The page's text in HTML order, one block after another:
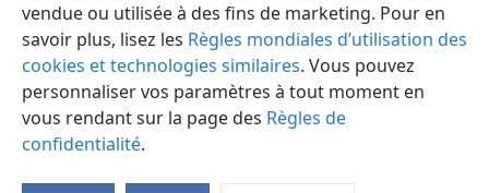
vendue ou utilisée à des fins de marketing. Pour en
savoir plus, lisez les Règles mondiales d’utilisation des
cookies et technologies similaires. Vous pouvez
personnaliser vos paramètres à tout moment en
vous rendant sur la page des Règles de
confidentialité.
Copyright© 2026 Watch Tower Bible and Tract Society of Pennsylvania
Conditions d’utilisation
Règles de confidentialité
Paramètres de confidentialité
JW.ORG